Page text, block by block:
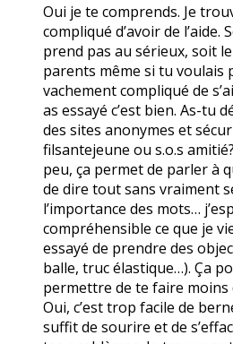
Oui je te comprends. Je
compliqué d’avoir de l’aide.
prend pas au sérieux, soit
parents même si tu voulais
vachement compliqué de
as essayé c’est bien. As-tu
des sites anonymes et
filsantejeune ou s.o.s
peu, ça permet de parler à
de dire tout sans vraiment
l’importance des mots…
compréhensible ce que je
essayé de prendre des
balle, truc élastique…). Ça
permettre de te faire moins
Oui, c’est trop facile de
suffit de sourire et de